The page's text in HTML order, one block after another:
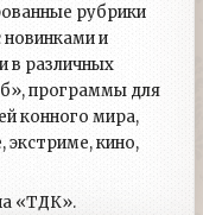
рубрики
и
в различных
программы для
конного мира,
экстриме, кино,
«ТДК».